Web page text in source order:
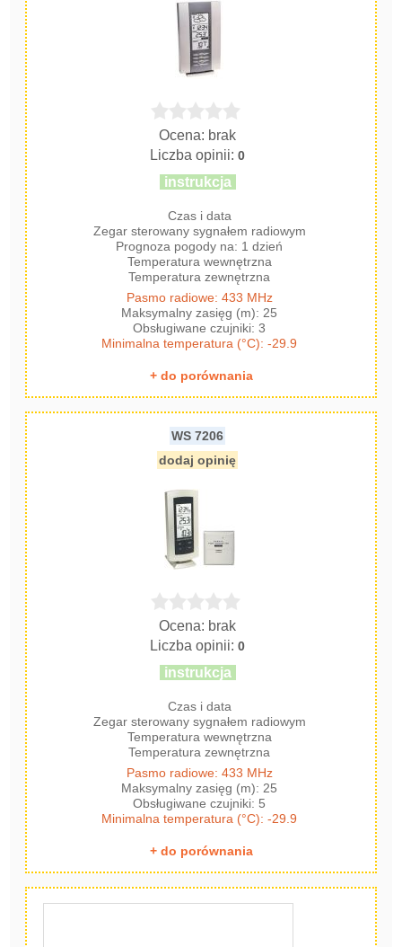
Ocena: brak
Liczba opinii:0
instrukcja
Czas i data
Zegar sterowany sygnałem radiowym
Prognoza pogody na: 1 dzień
Temperatura wewnętrzna
Temperatura zewnętrzna
Pasmo radiowe: 433 MHz
Maksymalny zasięg (m): 25
Obsługiwane czujniki: 3
Minimalna temperatura (°C): -29.9
+ do porównania
WS 7206
dodaj opinię
Ocena: brak
Liczba opinii:0
instrukcja
Czas i data
Zegar sterowany sygnałem radiowym
Temperatura wewnętrzna
Temperatura zewnętrzna
Pasmo radiowe: 433 MHz
Maksymalny zasięg (m): 25
Obsługiwane czujniki: 5
Minimalna temperatura (°C): -29.9
+ do porównania